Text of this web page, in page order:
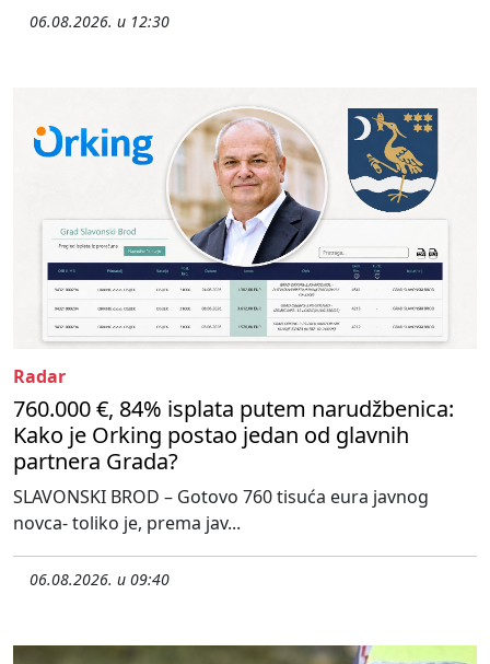
06.08.2026. u 12:30
Radar
760.000 €, 84% isplata putem narudžbenica:
Kako je Orking postao jedan od glavnih
partnera Grada?
SLAVONSKI BROD – Gotovo 760 tisuća eura javnog
novca- toliko je, prema jav...
06.08.2026. u 09:40